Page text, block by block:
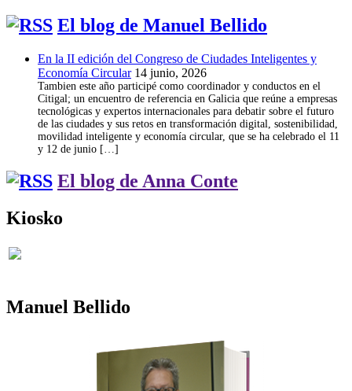
El blog de Manuel Bellido
En la II edición del Congreso de Ciudades Inteligentes y
Economía Circular 14 junio, 2026
Tambien este año participé como coordinador y conductos en el
Citigal; un encuentro de referencia en Galicia que reúne a empresas
tecnológicas y expertos internacionales para debatir sobre el futuro
de las ciudades y sus retos en transformación digital, sostenibilidad,
movilidad inteligente y economía circular, que se ha celebrado el 11
y 12 de junio […]
El blog de Anna Conte
Kiosko
Manuel Bellido